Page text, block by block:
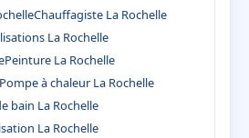
Chauffagiste La Rochelle
La Rochelle
Peinture La Rochelle
Pompe à chaleur La Rochelle
bain La Rochelle
La Rochelle